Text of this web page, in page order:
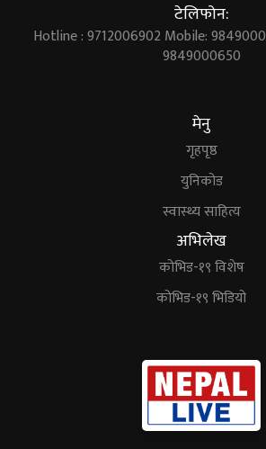
टेलिफोन:
Hotline : 9712006902 Mobile:
9849000650
मेनु
गृहपृष्ठ
युनिकोड
स्वास्थ्य साहित्य
अभिलेख
कोभिड-१९ विशेष
कोभिड-१९ भिडियो